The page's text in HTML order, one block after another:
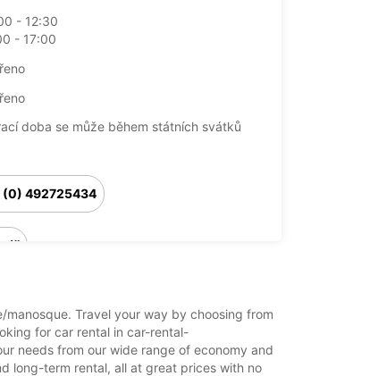
- 12:30
- 17:00
doba se může během státních svátků
(0) 492725434
Travel your way by choosing from
for car rental in car-rental-
needs from our wide range of economy and
long-term rental, all at great prices with no